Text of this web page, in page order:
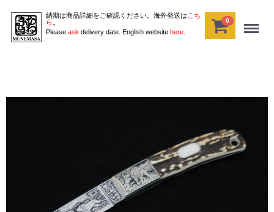
納期は商品詳細をご確認ください。海外発送は こち
ら 。
Please ask delivery date. English website here
0 Menu